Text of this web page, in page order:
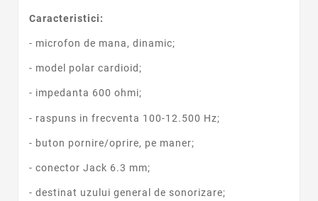
Caracteristici:
- microfon de mana, dinamic;
- model polar cardioid;
- impedanta 600 ohmi;
- raspuns in frecventa 100-12.500 Hz;
- buton pornire/oprire, pe maner;
- conector Jack 6.3 mm;
- destinat uzului general de sonorizare;